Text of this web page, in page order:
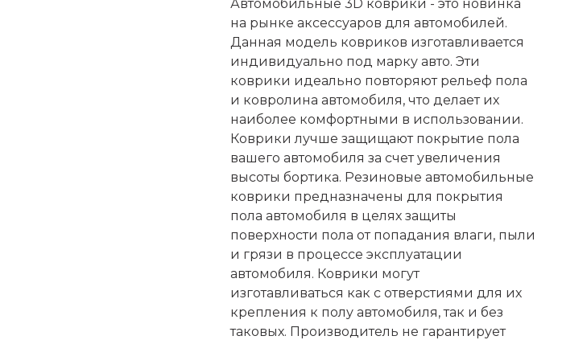
Автомобильные 3D коврики - это новинка
на рынке аксессуаров для автомобилей.
Данная модель ковриков изготавливается
индивидуально под марку авто. Эти
коврики идеально повторяют рельеф пола
и ковролина автомобиля, что делает их
наиболее комфортными в использовании.
Коврики лучше защищают покрытие пола
вашего автомобиля за счет увеличения
высоты бортика. Резиновые автомобильные
коврики предназначены для покрытия
пола автомобиля в целях защиты
поверхности пола от попадания влаги, пыли
и грязи в процессе эксплуатации
автомобиля. Коврики могут
изготавливаться как с отверстиями для их
крепления к полу автомобиля, так и без
таковых. Производитель не гарантирует